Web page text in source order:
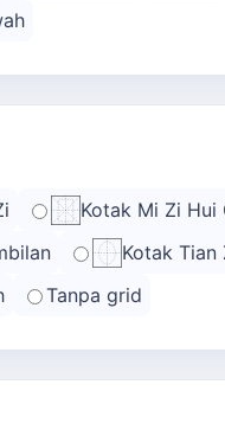
Kotak Mi Zi Hui
Kotak Tian
Tanpa grid